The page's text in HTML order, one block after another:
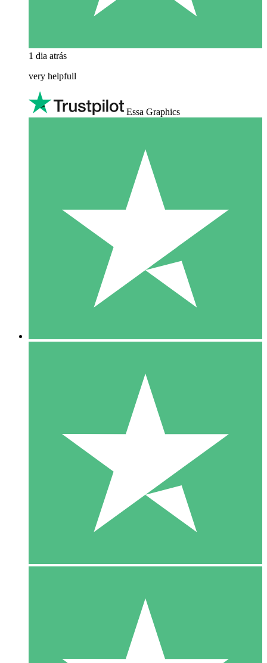
1 dia atrás
very helpfull
Essa Graphics